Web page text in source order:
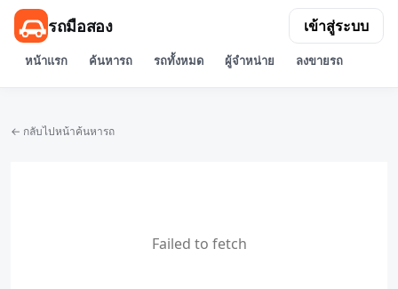
รถมือสอง
หน้าแรก ค้นหารถ รถทั้งหมด ผู้จำหน่าย ลงขายรถ
เข้าสู่ระบบ
← กลับไปหน้าค้นหารถ
Failed to fetch